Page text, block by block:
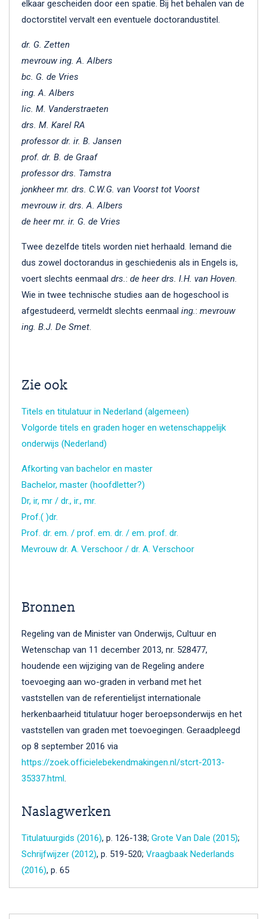
elkaar gescheiden door een spatie. Bij het behalen van de
doctorstitel vervalt een eventuele doctorandustitel.
dr. G. Zetten
mevrouw ing. A. Albers
bc. G. de Vries
ing. A. Albers
lic. M. Vanderstraeten
drs. M. Karel RA
professor dr. ir. B. Jansen
prof. dr. B. de Graaf
professor drs. Tamstra
jonkheer mr. drs. C.W.G. van Voorst tot Voorst
mevrouw ir. drs. A. Albers
de heer mr. ir. G. de Vries
Twee dezelfde titels worden niet herhaald. Iemand die
dus zowel doctorandus in geschiedenis als in Engels is,
voert slechts eenmaal drs.: de heer drs. I.H. van Hoven.
Wie in twee technische studies aan de hogeschool is
afgestudeerd, vermeldt slechts eenmaal ing.: mevrouw
ing. B.J. De Smet.
Zie ook
Titels en titulatuur in Nederland (algemeen)
Volgorde titels en graden hoger en wetenschappelijk
onderwijs (Nederland)
Afkorting van bachelor en master
Bachelor, master (hoofdletter?)
Dr, ir, mr / dr., ir., mr.
Prof.( )dr.
Prof. dr. em. / prof. em. dr. / em. prof. dr.
Mevrouw dr. A. Verschoor / dr. A. Verschoor
Bronnen
Regeling van de Minister van Onderwijs, Cultuur en
Wetenschap van 11 december 2013, nr. 528477,
houdende een wijziging van de Regeling andere
toevoeging aan wo-graden in verband met het
vaststellen van de referentielijst internationale
herkenbaarheid titulatuur hoger beroepsonderwijs en het
vaststellen van graden met toevoegingen. Geraadpleegd
op 8 september 2016 via
https://zoek.officielebekendmakingen.nl/stcrt-2013-
35337.html.
Naslagwerken
Titulatuurgids (2016), p. 126-138; Grote Van Dale (2015);
Schrijfwijzer (2012), p. 519-520; Vraagbaak Nederlands
(2016), p. 65